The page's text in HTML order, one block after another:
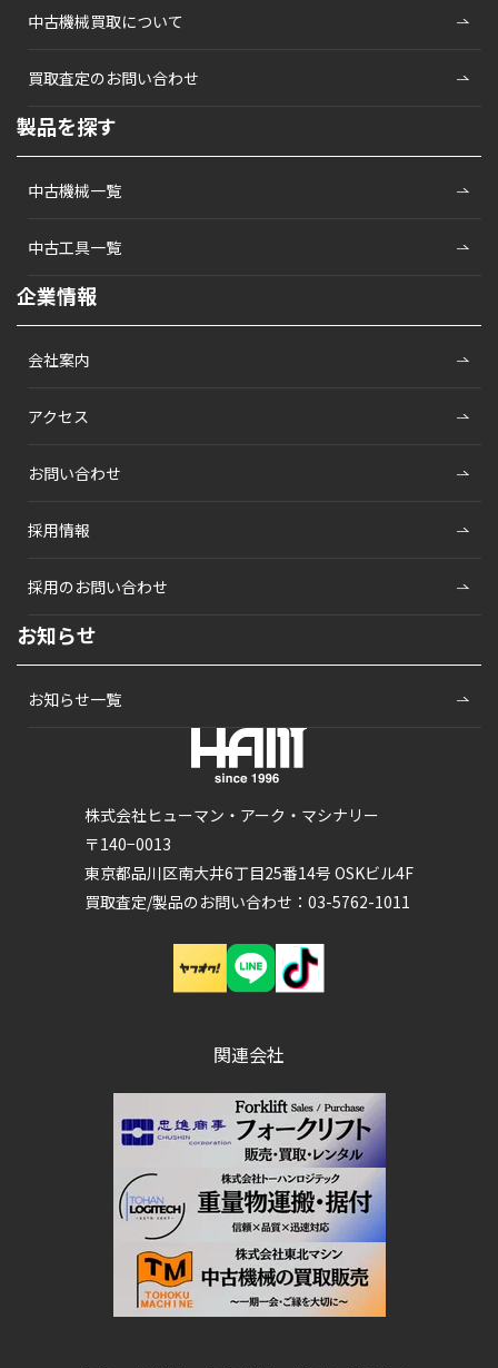
株式会社ヒューマン・アーク・マシナリー
〒140−0013
東京都品川区南大井6丁目25番14号 OSKビル4F
買取査定/製品のお問い合わせ：03-5762-1011
中古機械買取について
買取査定のお問い合わせ
製品を探す
中古機械一覧
中古工具一覧
企業情報
会社案内
アクセス
お問い合わせ
採用情報
採用のお問い合わせ
お知らせ
お知らせ一覧
関連会社